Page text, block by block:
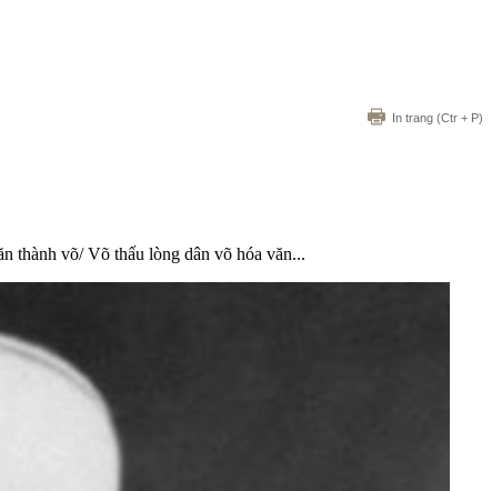
In trang (Ctr + P)
thành võ/ Võ thấu lòng dân võ hóa văn...